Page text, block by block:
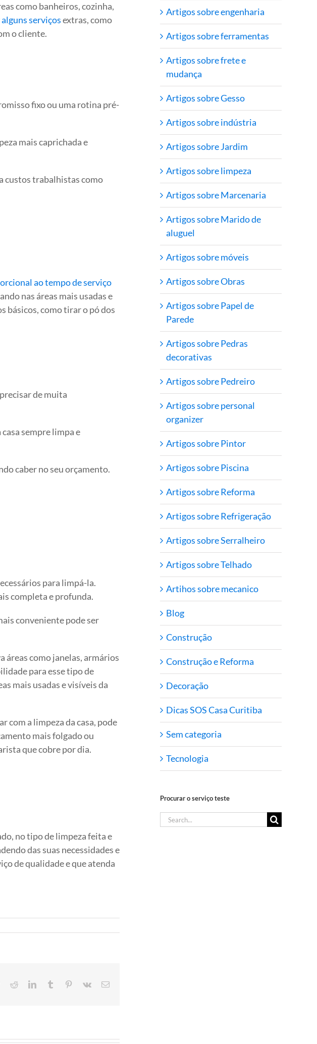
como banheiros, cozinha,
serviçosextras, como
o cliente.
fixo ou uma rotina pré-
mais caprichada e
custos trabalhistas como
ao tempo de serviço
nas áreas mais usadas e
básicos, como tirar o pó dos
de muita
sempre limpa e
caber no seu orçamento.
para limpá-la.
completa e profunda.
conveniente pode ser
áreas como janelas, armários
para esse tipo de
mais usadas e visíveis da
com a limpeza da casa, pode
mais folgado ou
que cobre por dia.
no tipo de limpeza feita e
das suas necessidades e
de qualidade e que atenda
TwitterRedditLinkedInTumblr Pinterest
Vk
E-
Artigos sobre engenharia
Artigos sobre ferramentas
Artigos sobre frete e
mudança
Artigos sobre Gesso
Artigos sobre indústria
Artigos sobre Jardim
Artigos sobre limpeza
Artigos sobre Marcenaria
Artigos sobre Marido de
aluguel
Artigos sobre móveis
Artigos sobre Obras
Artigos sobre Papel de
Parede
Artigos sobre Pedras
decorativas
Artigos sobre Pedreiro
Artigos sobre personal
organizer
Artigos sobre Pintor
Artigos sobre Piscina
Artigos sobre Reforma
Artigos sobre Refrigeração
Artigos sobre Serralheiro
Artigos sobre Telhado
Artihos sobre mecanico
Blog
Construção
Construção e Reforma
Decoração
Dicas SOS Casa Curitiba
Sem categoria
Tecnologia
Procurar o serviço teste
Search